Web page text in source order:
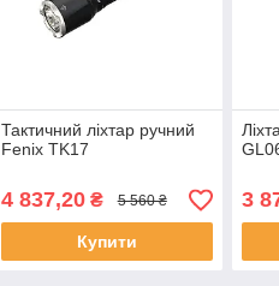
Тактичний ліхтар ручний
Fenix TK17
4 837,20₴ 5 560 ₴
Купити
3